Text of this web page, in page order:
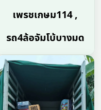
เพรชเกษม114 ,
รถ4ล้อจัมโบ้บางมด